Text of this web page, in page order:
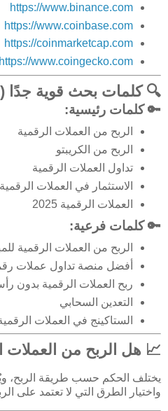
https://www.binance.com
https://www.coinbase.com
https://coinmarketcap.com
https://www.coingecko.com
🔍 كلمات بحث قوية جدًا (SEO)
🔑 كلمات رئيسية:
الربح من العملات الرقمية
الربح من الكريبتو
تداول العملات الرقمية
الاستثمار في العملات الرقمية
العملات الرقمية 2025
🔑 كلمات فرعية:
الربح من العملات الرقمية
أفضل منصة تداول عملات
ربح العملات الرقمية بدون
التعدين السحابي
الستاكينج في العملات
📈 هل الربح من العملات
يختلف الحكم حسب طريقة الربح،
واختيار الطرق التي لا تعتمد على